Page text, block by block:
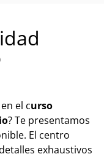
el curso
? Te presentamos
El centro
exhaustivos